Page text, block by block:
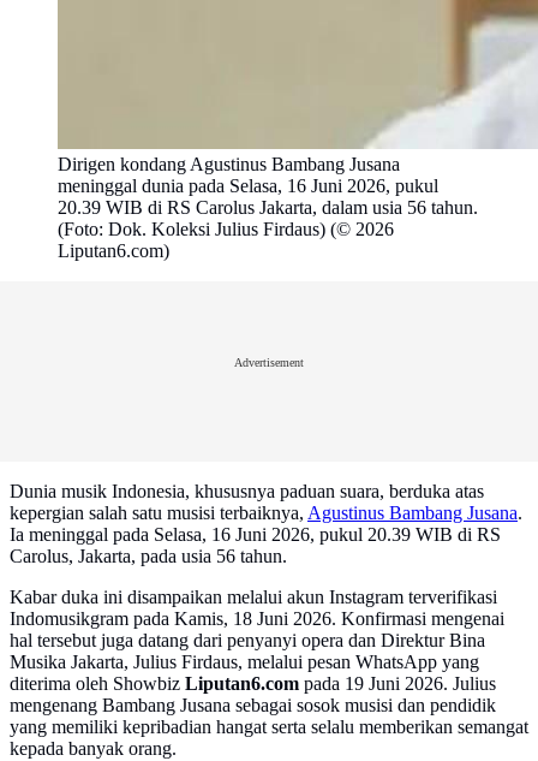
Dirigen kondang Agustinus Bambang Jusana
meninggal dunia pada Selasa, 16 Juni 2026, pukul
20.39 WIB di RS Carolus Jakarta, dalam usia 56 tahun.
(Foto: Dok. Koleksi Julius Firdaus) (© 2026
Liputan6.com)
Advertisement
Dunia musik Indonesia, khususnya paduan suara, berduka atas
kepergian salah satu musisi terbaiknya, Agustinus Bambang Jusana.
Ia meninggal pada Selasa, 16 Juni 2026, pukul 20.39 WIB di RS
Carolus, Jakarta, pada usia 56 tahun.
Kabar duka ini disampaikan melalui akun Instagram terverifikasi
Indomusikgram pada Kamis, 18 Juni 2026. Konfirmasi mengenai
hal tersebut juga datang dari penyanyi opera dan Direktur Bina
Musika Jakarta, Julius Firdaus, melalui pesan WhatsApp yang
diterima oleh Showbiz Liputan6.com pada 19 Juni 2026. Julius
mengenang Bambang Jusana sebagai sosok musisi dan pendidik
yang memiliki kepribadian hangat serta selalu memberikan semangat
kepada banyak orang.